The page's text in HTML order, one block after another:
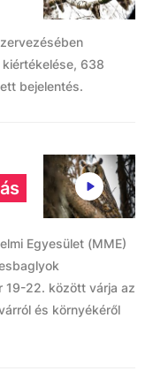
638
bejelentés.
Egyesület (MME)
19-22. között várja az
és környékéről